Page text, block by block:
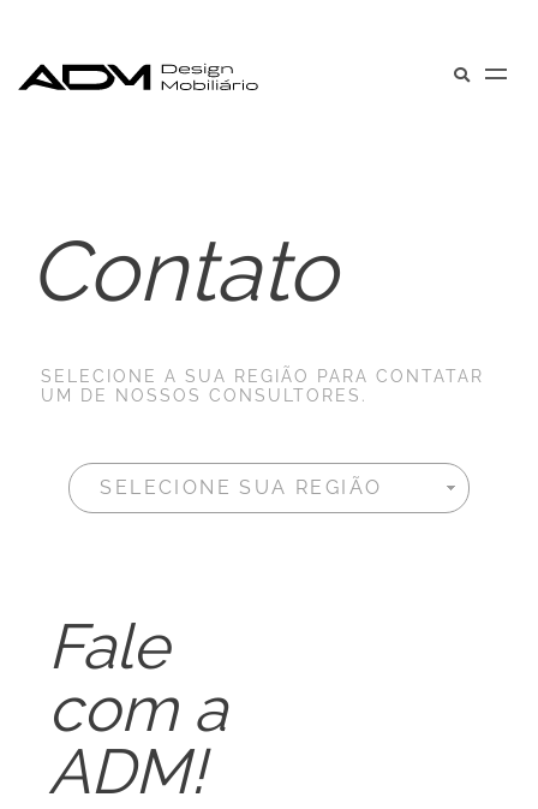
Contato
SELECIONE A SUA REGIÃO PARA CONTATAR
UM DE NOSSOS CONSULTORES.
Fale
com a
ADM!